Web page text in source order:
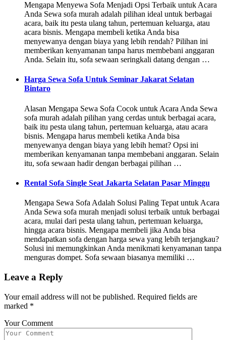
Mengapa Menyewa Sofa Menjadi Opsi Terbaik untuk Acara
Anda Sewa sofa murah adalah pilihan ideal untuk berbagai
acara, baik itu pesta ulang tahun, pertemuan keluarga, atau
acara bisnis. Mengapa membeli ketika Anda bisa
menyewanya dengan biaya yang lebih rendah? Pilihan ini
memberikan kenyamanan tanpa harus membebani anggaran
Anda. Selain itu, sofa sewaan seringkali datang dengan …
Harga Sewa Sofa Untuk Seminar Jakarat Selatan
Bintaro
Alasan Mengapa Sewa Sofa Cocok untuk Acara Anda Sewa
sofa murah adalah pilihan yang cerdas untuk berbagai acara,
baik itu pesta ulang tahun, pertemuan keluarga, atau acara
bisnis. Mengapa harus membeli ketika Anda bisa
menyewanya dengan biaya yang lebih hemat? Opsi ini
memberikan kenyamanan tanpa membebani anggaran. Selain
itu, sofa sewaan hadir dengan berbagai pilihan …
Rental Sofa Single Seat Jakarta Selatan Pasar Minggu
Mengapa Sewa Sofa Adalah Solusi Paling Tepat untuk Acara
Anda Sewa sofa murah menjadi solusi terbaik untuk berbagai
acara, mulai dari pesta ulang tahun, pertemuan keluarga,
hingga acara bisnis. Mengapa membeli jika Anda bisa
mendapatkan sofa dengan harga sewa yang lebih terjangkau?
Solusi ini memungkinkan Anda menikmati kenyamanan tanpa
menguras dompet. Sofa sewaan biasanya memiliki …
Leave a Reply
Your email address will not be published. Required fields are
marked *
Your Comment